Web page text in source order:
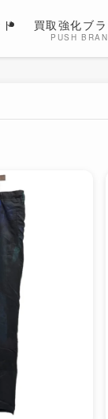
買取強化ブ
PUSH